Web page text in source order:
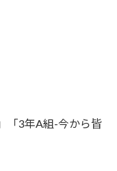
「3年A組-今から皆